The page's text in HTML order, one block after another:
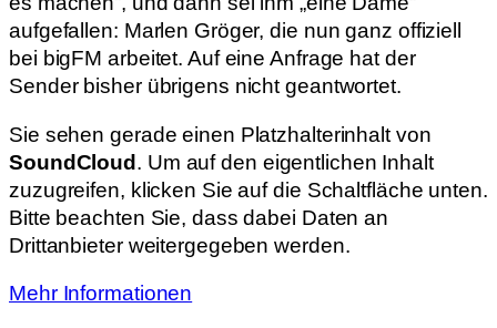
aufgefallen: Marlen Gröger, die nun ganz offiziell
bei bigFM arbeitet. Auf eine Anfrage hat der
Sender bisher übrigens nicht geantwortet.
Sie sehen gerade einen Platzhalterinhalt von
SoundCloud . Um auf den eigentlichen Inhalt
zuzugreifen, klicken Sie auf die Schaltfläche unten.
Bitte beachten Sie, dass dabei Daten an
Drittanbieter weitergegeben werden.
Mehr Informationen